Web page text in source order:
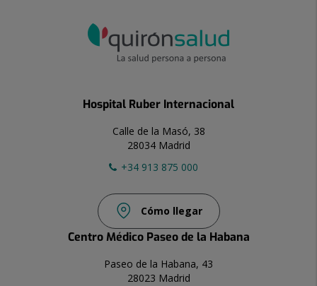
Hospital Ruber Internacional
Calle de la Masó, 38
28034 Madrid
+34 913 875 000
Cómo llegar
Centro Médico Paseo de la Habana
Paseo de la Habana, 43
28023 Madrid